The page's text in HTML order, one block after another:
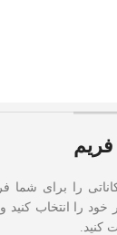
فریم
را برای شما
را انتخاب کنید
کنید.